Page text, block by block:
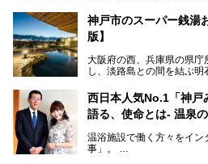
られています。鉄道の駅か
ちょうどよい規模で、日
の観光スポットをピックア
盛り込んだ日帰り観光モ
神戸市のスーパー銭湯
版】
大阪府の西、兵庫県の県
し、淡路島との間を結ぶ明
華街をはじめ、きらびやか
人気観光スポットもめじ
そして、温泉好きの視点か
湯です。そのお湯をリーズ
スーパー銭湯があったら
西日本人気No.1「神戸
語る、使命とは- 温泉
温浴施設で働く方々をイ
事」。